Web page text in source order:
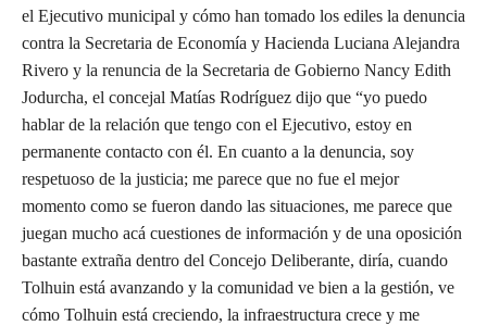
el Ejecutivo municipal y cómo han tomado los ediles la denuncia
contra la Secretaria de Economía y Hacienda Luciana Alejandra
Rivero y la renuncia de la Secretaria de Gobierno Nancy Edith
Jodurcha, el concejal Matías Rodríguez dijo que “yo puedo
hablar de la relación que tengo con el Ejecutivo, estoy en
permanente contacto con él. En cuanto a la denuncia, soy
respetuoso de la justicia; me parece que no fue el mejor
momento como se fueron dando las situaciones, me parece que
juegan mucho acá cuestiones de información y de una oposición
bastante extraña dentro del Concejo Deliberante, diría, cuando
Tolhuin está avanzando y la comunidad ve bien a la gestión, ve
cómo Tolhuin está creciendo, la infraestructura crece y me